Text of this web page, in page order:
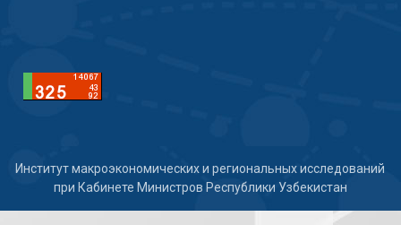
Институт макроэкономических и региональных исследований
при Кабинете Министров Республики Узбекистан